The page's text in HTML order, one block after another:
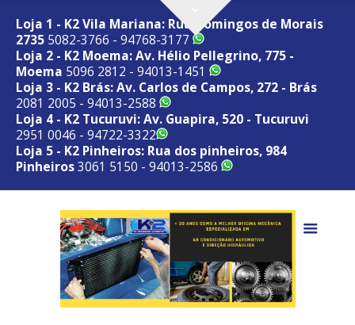
Loja 1 - K2 Vila Mariana: Rua Domingos de Morais
2735 5082-3766 - 94768-3177
Loja 2 - K2 Moema: Av. Hélio Pellegrino, 775 -
Moema 5096 2812 - 94013-1451
Loja 3 - K2 Brás: Av. Carlos de Campos, 272 - Brás
2081 2005 - 94013-2588
Loja 4 - K2 Tucuruvi: Av. Guapira, 520 - Tucuruvi
2951 0046 - 94722-3322
Loja 5 - K2 Pinheiros: Rua dos pinheiros, 984
Pinheiros3061 5150 - 94013-2586